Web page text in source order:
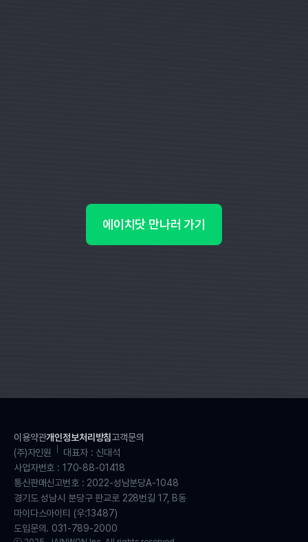
에이치닷 만나러 가기
이용약관개인정보처리방침고객문의
(주)자인원
대표자 : 신대석
사업자번호 : 170-88-01418
통신판매신고번호 : 2022-성남분당A-1048
경기도 성남시 분당구 판교로 228번길 17, B동
마이다스아이티 (우:13487)
도입문의. 031-789-2000